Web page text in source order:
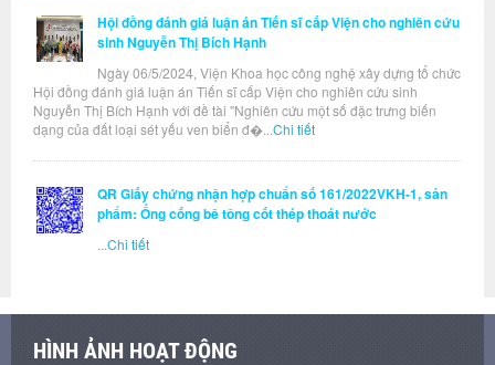
Hội đồng đánh giá luận án Tiến sĩ cấp Viện cho nghiên cứu
sinh Nguyễn Thị Bích Hạnh
Ngày 06/5/2024, Viện Khoa học công nghệ xây dựng tổ chức
Hội đồng đánh giá luận án Tiến sĩ cấp Viện cho nghiên cứu sinh
Nguyễn Thị Bích Hạnh với đề tài "Nghiên cứu một số đặc trưng biến
dạng của đất loại sét yếu ven biển đ�... Chi tiết
QR Giấy chứng nhận hợp chuẩn số 161/2022VKH-1, sản
phẩm: Ống cống bê tông cốt thép thoát nước
Chi tiết
HÌNH ẢNH HOẠT ĐỘNG